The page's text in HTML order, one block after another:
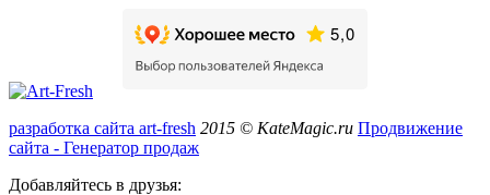
разработка сайта art-fresh 2015 © KateMagic.ru Продвижение
сайта - Генератор продаж
Добавляйтесь в друзья: